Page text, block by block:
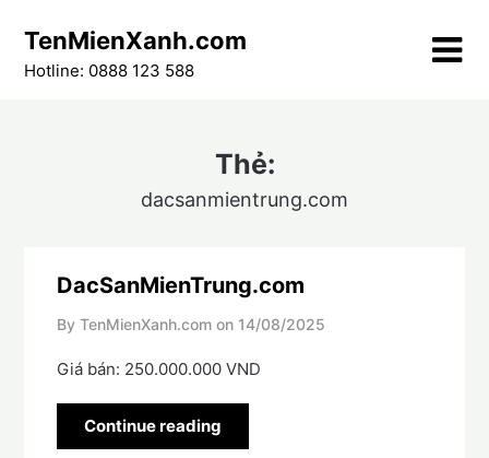
content
TenMienXanh.com
Hotline: 0888 123 588
Thẻ:
dacsanmientrung.com
DacSanMienTrung.com
By TenMienXanh.com on 14/08/2025
Giá bán: 250.000.000 VND
Continue reading